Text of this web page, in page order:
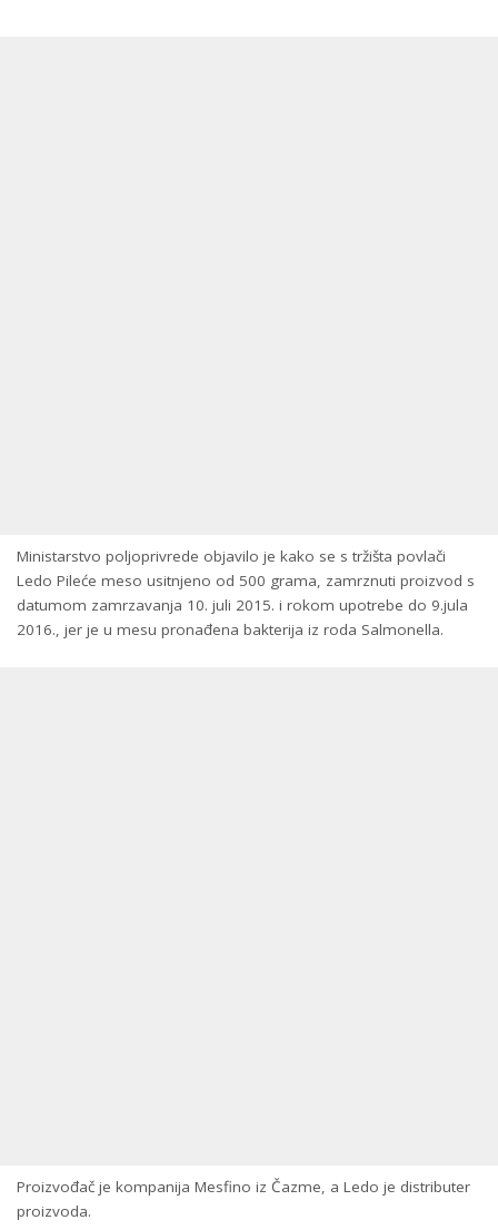
Ministarstvo poljoprivrede objavilo je kako se s tržišta povlači
Ledo Pileće meso usitnjeno od 500 grama, zamrznuti proizvod s
datumom zamrzavanja 10. juli 2015. i rokom upotrebe do 9.jula
2016., jer je u mesu pronađena bakterija iz roda Salmonella.
Proizvođač je kompanija Mesfino iz Čazme, a Ledo je distributer
proizvoda.